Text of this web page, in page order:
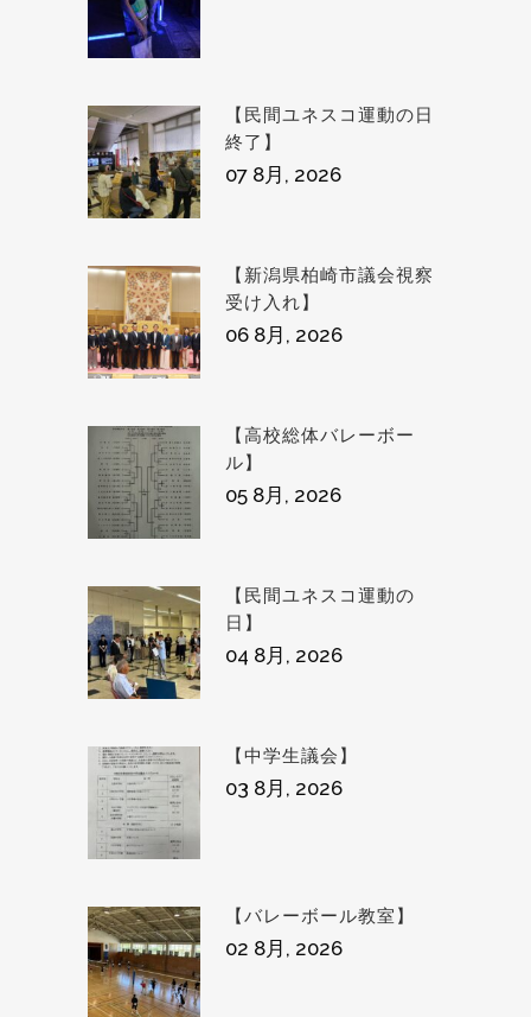
【民間ユネスコ運動の日
終了】
07 8月, 2026
【新潟県柏崎市議会視察
受け入れ】
06 8月, 2026
【高校総体バレーボー
ル】
05 8月, 2026
【民間ユネスコ運動の
日】
04 8月, 2026
【中学生議会】
03 8月, 2026
【バレーボール教室】
02 8月, 2026